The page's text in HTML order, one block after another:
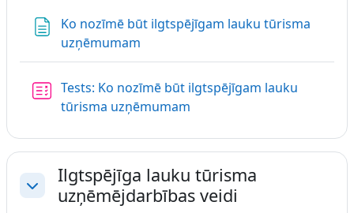
Ko nozīmē būt ilgtspējīgam lauku tūrisma
uzņēmumam
Tests: Ko nozīmē būt ilgtspējīgam lauku
tūrisma uzņēmumam
Savērst
Ilgtspējīga lauku tūrisma
uzņēmējdarbības veidi